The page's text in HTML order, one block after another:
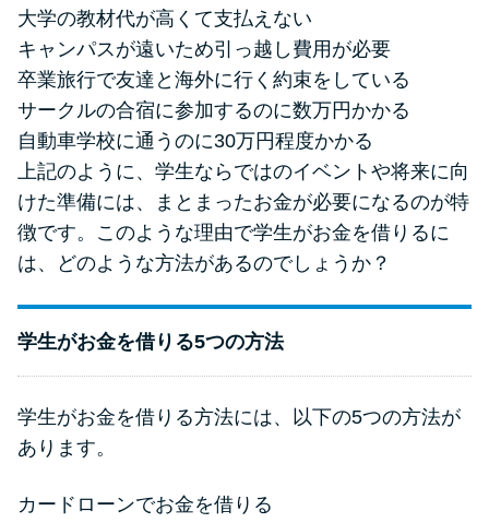
プロミスの返済方法を徹底解
説！ もっとも便利でお得な返済
方法はどれ？
年収が低い＆他社借入があると
落ちる？バンクイックの口コミ
を分析
せ方法
大学の教材代が高くて支払えない
キャンパスが遠いため引っ越し費用が必要
卒業旅行で友達と海外に行く約束をしている
サークルの合宿に参加するのに数万円かかる
自動車学校に通うのに30万円程度かかる
上記のように、学生ならではのイベントや将来に向
けた準備には、まとまったお金が必要になるのが特
徴です。このような理由で学生がお金を借りるに
は、どのような方法があるのでしょうか？
学生がお金を借りる5つの方法
学生がお金を借りる方法には、以下の5つの方法が
あります。
カードローンでお金を借りる